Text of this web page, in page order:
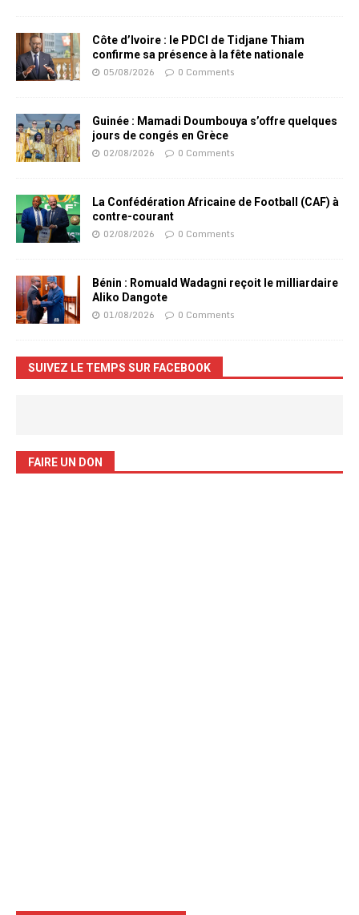
Côte d’Ivoire : le PDCI de Tidjane Thiam
confirme sa présence à la fête nationale
05/08/2026 0 Comments
Guinée : Mamadi Doumbouya s’offre quelques
jours de congés en Grèce
02/08/2026 0 Comments
La Confédération Africaine de Football (CAF) à
contre-courant
02/08/2026 0 Comments
Bénin : Romuald Wadagni reçoit le milliardaire
Aliko Dangote
01/08/2026 0 Comments
SUIVEZ LE TEMPS SUR FACEBOOK
FAIRE UN DON